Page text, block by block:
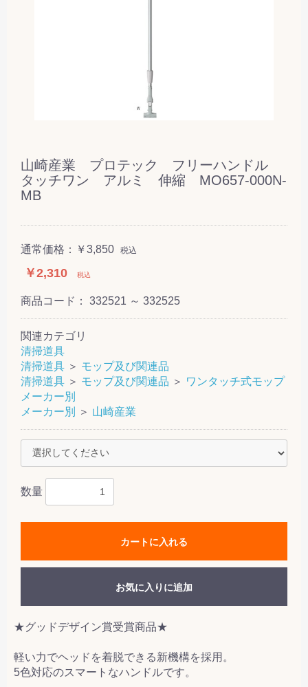
山崎産業 プロテック フリーハンドル
タッチワン アルミ 伸縮 MO657-000N-
MB
通常価格： ￥3,850 税込
￥2,310 税込
商品コード： 332521 ～ 332525
関連カテゴリ
清掃道具
清掃道具 ＞ モップ及び関連品
清掃道具 ＞ モップ及び関連品 ＞ ワンタッチ式モップ
メーカー別
メーカー別
＞ 山崎産業
数量
カートに入れる
お気に入りに追加
★グッドデザイン賞受賞商品★
軽い力でヘッドを着脱できる新機構を採用。
5色対応のスマートなハンドルです。